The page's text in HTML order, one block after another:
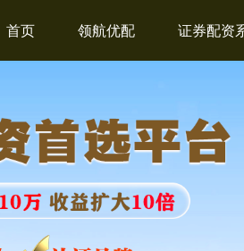
首页 领航优配 证券配资